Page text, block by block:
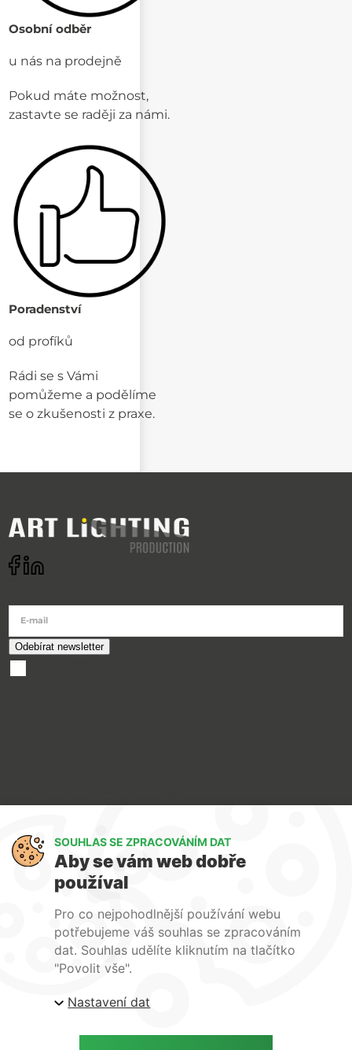
Osobní odběr
u nás na prodejně
Pokud máte možnost,
zastavte se raději za námi.
Poradenství
od profíků
Rádi se s Vámi
pomůžeme a podělíme
se o zkušenosti z praxe.
E-mail
O nás
Kontakty
| ARTlighting.cz, Komenského 427 Újezd u Brna, 664
SOUHLAS SE ZPRACOVÁNÍM DAT
Aby se vám web dobře
používal
Pro co nejpohodlnější používání webu
potřebujeme váš souhlas se zpracováním
dat. Souhlas udělíte kliknutím na tlačítko
"Povolit vše".
Nastavení dat